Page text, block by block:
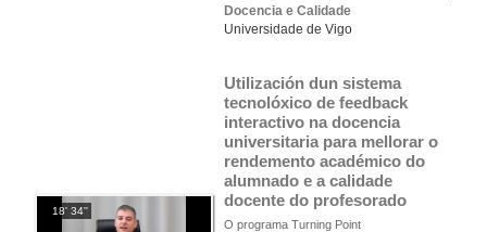
Docencia e Calidade
Universidade de Vigo
18' 34''
Utilización dun sistema
tecnolóxico de feedback
interactivo na docencia
universitaria para mellorar o
rendemento académico do
alumnado e a calidade
docente do profesorado
O programa Turning Point